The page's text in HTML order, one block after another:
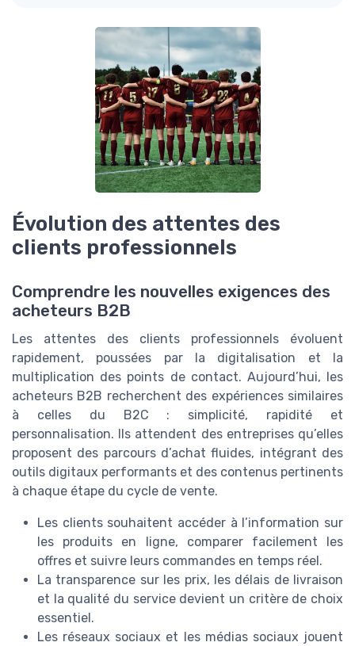
Évolution des attentes des
clients professionnels
Comprendre les nouvelles exigences des
acheteurs B2B
Les attentes des clients professionnels évoluent
rapidement, poussées par la digitalisation et la
multiplication des points de contact. Aujourd’hui, les
acheteurs B2B recherchent des expériences similaires
à celles du B2C : simplicité, rapidité et
personnalisation. Ils attendent des entreprises qu’elles
proposent des parcours d’achat fluides, intégrant des
outils digitaux performants et des contenus pertinents
à chaque étape du cycle de vente.
Les clients souhaitent accéder à l’information sur
les produits en ligne, comparer facilement les
offres et suivre leurs commandes en temps réel.
La transparence sur les prix, les délais de livraison
et la qualité du service devient un critère de choix
essentiel.
Les réseaux sociaux et les médias sociaux jouent